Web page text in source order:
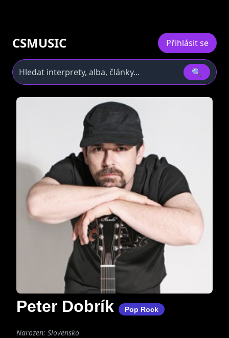
CSMUSIC Přihlásit se
🔍
Peter Dobrík Pop Rock
Narozen: Slovensko